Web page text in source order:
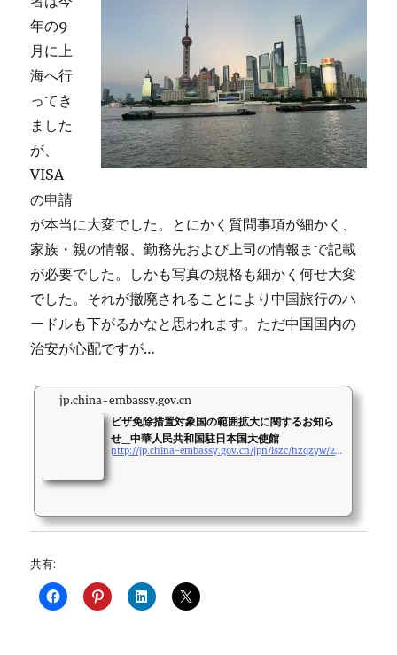
年の9
月に上
海へ行
ってき
ました
が、
VISA
の申請
が本当に大変でした。とにかく質問事項が細かく、
家族・親の情報、勤務先および上司の情報まで記載
が必要でした。しかも写真の規格も細かく何せ大変
でした。それが撤廃されることにより中国旅行のハ
ードルも下がるかなと思われます。ただ中国国内の
治安が心配ですが…
jp.china-embassy.gov.cn
ビザ免除措置対象国の範囲拡大に関するお知ら
せ_中華人民共和国駐日本国大使館
http://jp.china-embassy.gov.cn/jpn/lszc/hzqzyw/202411/t20241122_11531311.htm
共有: